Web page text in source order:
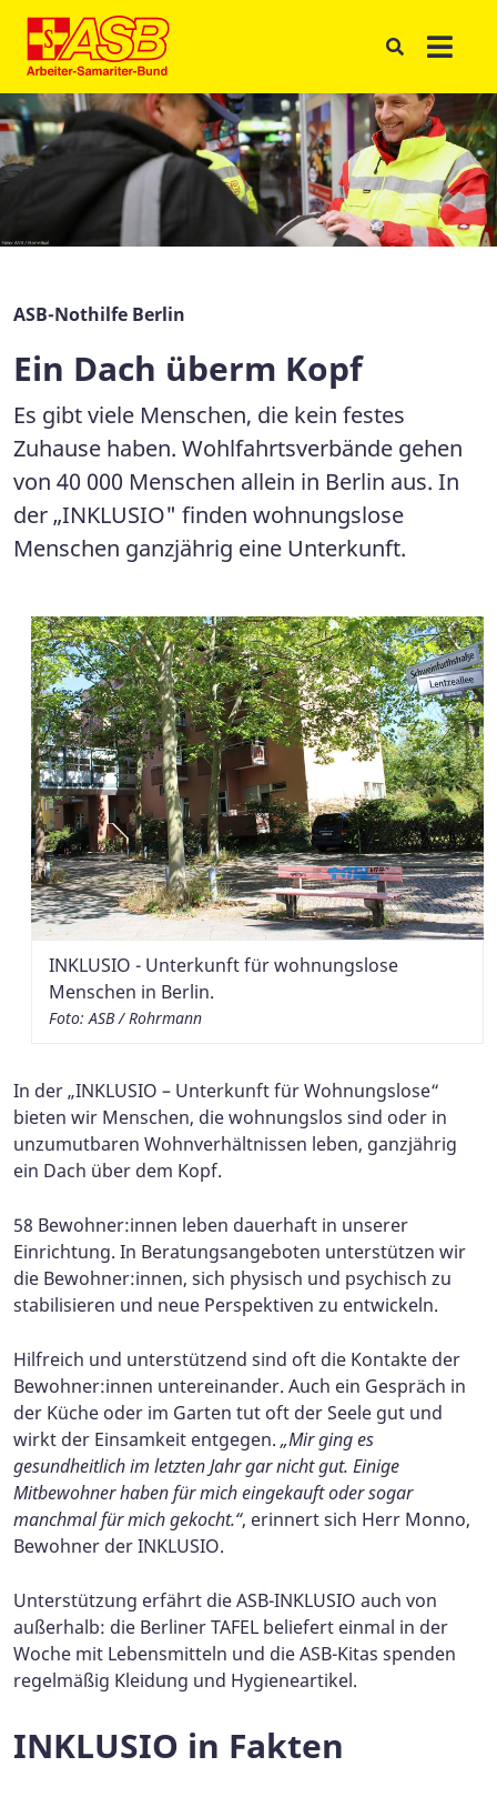
ASB-Nothilfe Berlin
Ein Dach überm Kopf
Es gibt viele Menschen, die kein festes
Zuhause haben. Wohlfahrtsverbände gehen
von 40 000 Menschen allein in Berlin aus. In
der „INKLUSIO" finden wohnungslose
Menschen ganzjährig eine Unterkunft.
INKLUSIO - Unterkunft für wohnungslose
Menschen in Berlin.
Foto: ASB / Rohrmann
In der „INKLUSIO – Unterkunft für Wohnungslose“
bieten wir Menschen, die wohnungslos sind oder in
unzumutbaren Wohnverhältnissen leben, ganzjährig
ein Dach über dem Kopf.
58 Bewohner:innen leben dauerhaft in unserer
Einrichtung. In Beratungsangeboten unterstützen wir
die Bewohner:innen, sich physisch und psychisch zu
stabilisieren und neue Perspektiven zu entwickeln.
Hilfreich und unterstützend sind oft die Kontakte der
Bewohner:innen untereinander. Auch ein Gespräch in
der Küche oder im Garten tut oft der Seele gut und
wirkt der Einsamkeit entgegen. „Mir ging es
gesundheitlich im letzten Jahr gar nicht gut. Einige
Mitbewohner haben für mich eingekauft oder sogar
manchmal für mich gekocht.“, erinnert sich Herr Monno,
Bewohner der INKLUSIO.
Unterstützung erfährt die ASB-INKLUSIO auch von
außerhalb: die Berliner TAFEL beliefert einmal in der
Woche mit Lebensmitteln und die ASB-Kitas spenden
regelmäßig Kleidung und Hygieneartikel.
INKLUSIO in Fakten